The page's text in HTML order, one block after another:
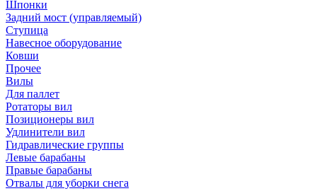
Шпонки
Задний мост (управляемый)
Ступица
Навесное оборудование
Ковши
Прочее
Вилы
Для паллет
Ротаторы вил
Позиционеры вил
Удлинители вил
Гидравлические группы
Левые барабаны
Правые барабаны
Отвалы для уборки снега